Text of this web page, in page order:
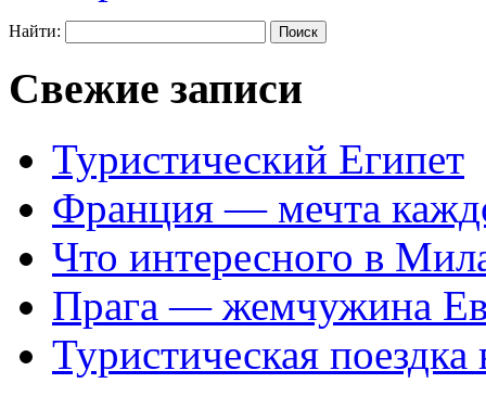
Найти:
Свежие записи
Туристический Египет
Франция — мечта
Что интересного в
Прага — жемчужина
Туристическая